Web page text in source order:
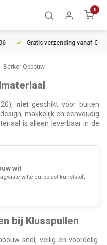
0
Gratis verzending vanaf € 150
Berker Opbouw
nietgeschikt voor buiten
makkelijk en eenvoudig
is alleen leverbaar in de
wit
witte duroplast-kunststof,
bij Klusspullen
snel, veilig en voordelig.